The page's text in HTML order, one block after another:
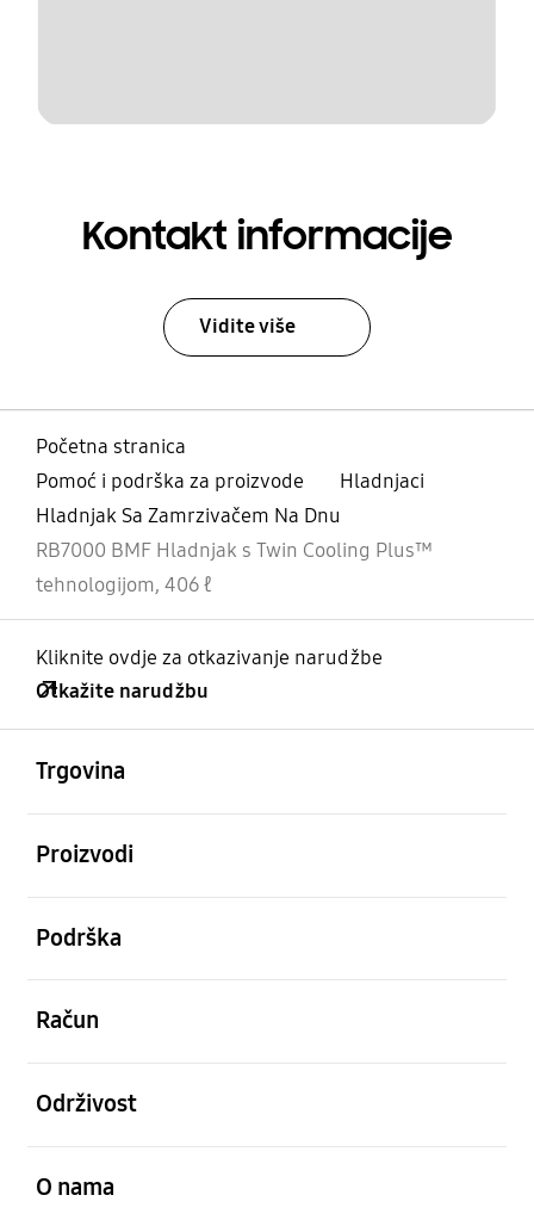
Kontakt informacije
Vidite više
Početna stranica
Pomoć i podrška za proizvode
Hladnjaci
Hladnjak Sa Zamrzivačem Na Dnu
RB7000 BMF Hladnjak s Twin Cooling Plus™
tehnologijom, 406 ℓ
Kliknite ovdje za otkazivanje narudžbe
Otkažite narudžbu
Trgovina
Proizvodi
Podrška
Račun
Održivost
O nama